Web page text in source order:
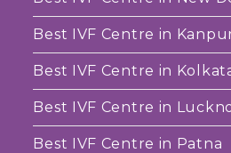
Best IVF Centre in
Best IVF Centre in
Best IVF Centre in
Best IVF Centre in Patna